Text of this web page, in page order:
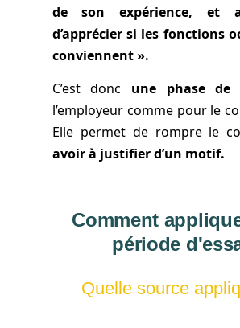
de son expérience, et
d’apprécier si les fonctions
conviennent ».
C’est donc une phase de
l’employeur comme pour le
Elle permet de rompre le
avoir à justifier d’un motif.
Comment
période
Quelle source